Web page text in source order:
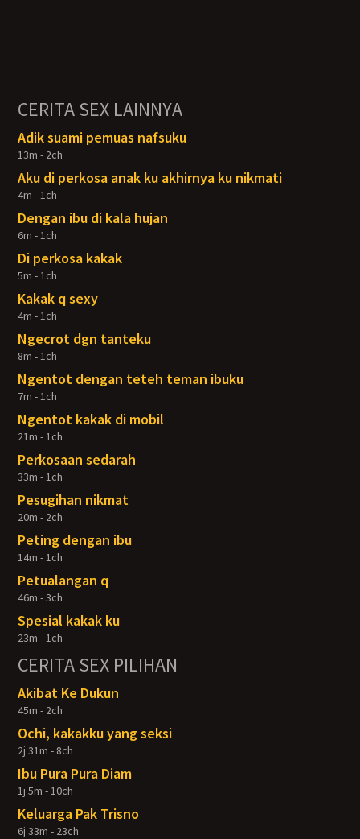
CERITA SEX LAINNYA
Adik suami pemuas nafsuku
13m - 2ch
Aku di perkosa anak ku akhirnya ku nikmati
4m - 1ch
Dengan ibu di kala hujan
6m - 1ch
Di perkosa kakak
5m - 1ch
Kakak q sexy
4m - 1ch
Ngecrot dgn tanteku
8m - 1ch
Ngentot dengan teteh teman ibuku
7m - 1ch
Ngentot kakak di mobil
21m - 1ch
Perkosaan sedarah
33m - 1ch
Pesugihan nikmat
20m - 2ch
Peting dengan ibu
14m - 1ch
Petualangan q
46m - 3ch
Spesial kakak ku
23m - 1ch
CERITA SEX PILIHAN
Akibat Ke Dukun
45m - 2ch
Ochi, kakakku yang seksi
2j 31m - 8ch
Ibu Pura Pura Diam
1j 5m - 10ch
Keluarga Pak Trisno
6j 33m - 23ch